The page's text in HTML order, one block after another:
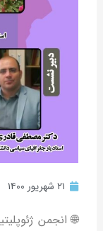
۲۱ شهریور ۱۴۰۰
🌐 انجمن